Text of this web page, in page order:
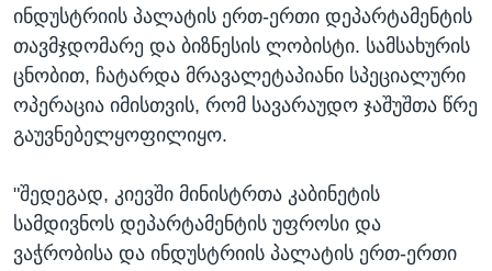
ინდუსტრიის პალატის ერთ-ერთი დეპარტამენტის
თავმჯდომარე და ბიზნესის ლობისტი. სამსახურის
ცნობით, ჩატარდა მრავალეტაპიანი სპეციალური
ოპერაცია იმისთვის, რომ სავარაუდო ჯაშუშთა წრე
გაუვნებელყოფილიყო.
"შედეგად, კიევში მინისტრთა კაბინეტის
სამდივნოს დეპარტამენტის უფროსი და
ვაჭრობისა და ინდუსტრიის პალატის ერთ-ერთი